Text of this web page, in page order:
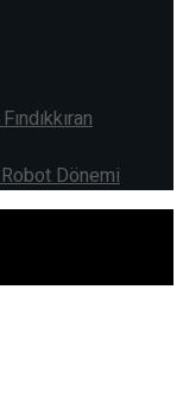
Dönemi